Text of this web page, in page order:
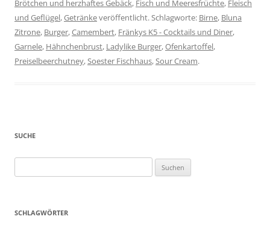
Brötchen und herzhaftes Gebäck, Fisch und Meeresfrüchte, Fleisch
und Geflügel,Getränkeveröffentlicht. Schlagworte: Birne, Bluna
Zitrone, Burger,Camembert, Fränkys K5 - Cocktails und Diner,
Garnele, Hähnchenbrust, Ladylike Burger,Ofenkartoffel,
Preiselbeerchutney,Soester Fischhaus,Sour Cream.
SUCHE
nach:
SCHLAGWÖRTER